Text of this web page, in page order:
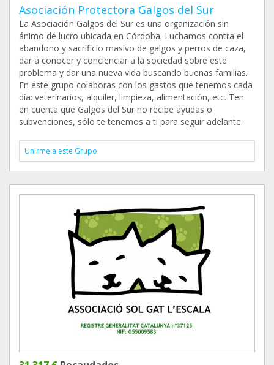
Asociación Protectora Galgos del Sur
La Asociación Galgos del Sur es una organización sin
ánimo de lucro ubicada en Córdoba. Luchamos contra el
abandono y sacrificio masivo de galgos y perros de caza,
dar a conocer y concienciar a la sociedad sobre este
problema y dar una nueva vida buscando buenas familias.
En este grupo colaboras con los gastos que tenemos cada
día: veterinarios, alquiler, limpieza, alimentación, etc. Ten
en cuenta que Galgos del Sur no recibe ayudas o
subvenciones, sólo te tenemos a ti para seguir adelante.
Unirme a este Grupo